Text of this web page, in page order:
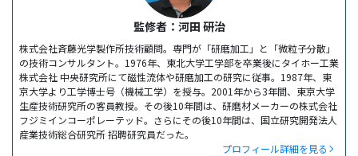
監修者：河田 研治
株式会社斉藤光学製作所技術顧問。専門が「研磨加工」と「微粒子分散」
の技術コンサルタント。1976年、東北大学工学部を卒業後にタイホー工業
株式会社 中央研究所にて磁性流体や研磨加工の研究に従事。1987年、東
京大学より工学博士号（機械工学）を授与。2001年から3年間、東京大学
生産技術研究所の客員教授。その後10年間は、研磨材メーカーの株式会社
フジミインコーポレーテッド。さらにその後10年間は、国立研究開発法人
産業技術総合研究所 招聘研究員だった。
プロフィール詳細を見る